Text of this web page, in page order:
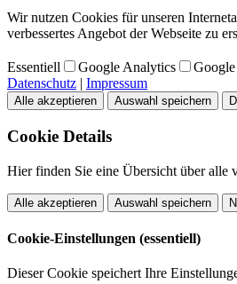
Wir nutzen Cookies für unseren
verbessertes Angebot der Webseite zu
Essentiell Google Analytics
Datenschutz | Impressum
Alle akzeptieren Auswahl speichern
Cookie Details
Hier finden Sie eine Übersicht über alle
Alle akzeptieren Auswahl speichern
Cookie-Einstellungen (essentiell)
Dieser Cookie speichert Ihre